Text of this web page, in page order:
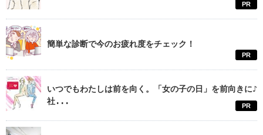
PR
簡単な診断で今のお疲れ度をチェック！
PR
いつでもわたしは前を向く。「女の子の日」を前向きに♪
社...
PR